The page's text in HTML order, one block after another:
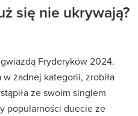
się nie ukrywają?
Fryderyków 2024.
żadnej kategorii, zrobiła
ze swoim singlem
popularności duecie ze